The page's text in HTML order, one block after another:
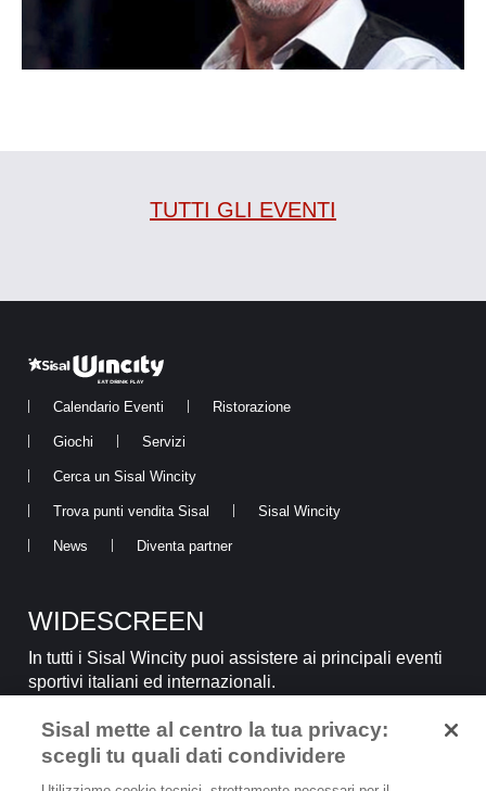
TUTTI GLI EVENTI
Calendario Eventi Ristorazione
Giochi Servizi
Cerca un Sisal Wincity
Trova punti vendita Sisal Sisal Wincity
News Diventa partner
WIDESCREEN
In tutti i Sisal Wincity puoi assistere ai principali eventi
sportivi italiani ed internazionali.
SCOPRI
Sisal mette al centro la tua privacy:
scegli tu quali dati condividere